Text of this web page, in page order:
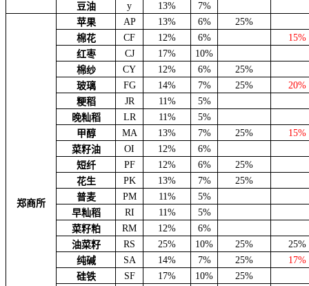
豆油
y 13% 7%
郑商所
苹果 AP 13% 6%
25%
棉花
CF 12% 6%
15%
红枣
CJ 17%
10%
棉纱
CY 12% 6%
25%
玻璃
FG 14% 7% 25%
20%
粳稻
JR 11%
5%
晚籼稻
LR 11%
5%
甲醇
MA 13% 7% 25%
15%
菜籽油
OI 12%
6%
短纤
PF 12% 6%
25%
花生
PK 13% 7%
25%
普麦
PM 11%
5%
早籼稻
RI 11%
5%
菜籽粕
RM 12%
6%
油菜籽
RS 25% 10% 25%
25%
纯碱
SA 14% 7% 25%
17%
硅铁
SF 17% 10%
25%